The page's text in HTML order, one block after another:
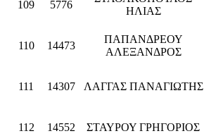
109 5776
ΗΛΙΑΣ
110 14473
ΠΑΠΑΝΔΡΕΟΥ
ΑΛΕΞΑΝΔΡΟΣ
111 14307 ΛΑΓΓΑΣ ΠΑΝΑΓΙΩΤΗΣ
112 14552 ΣΤΑΥΡΟΥ ΓΡΗΓΟΡΙΟΣ